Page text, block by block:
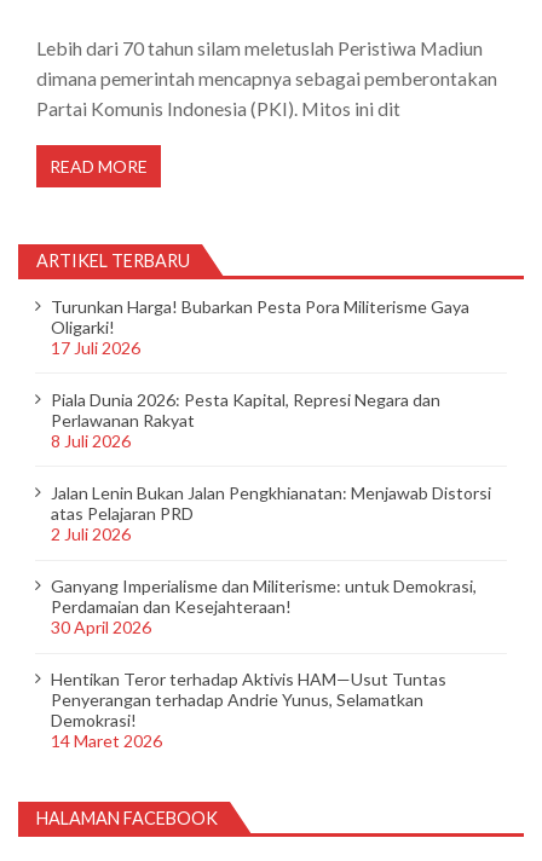
Lebih dari 70 tahun silam meletuslah Peristiwa Madiun
dimana pemerintah mencapnya sebagai pemberontakan
Partai Komunis Indonesia (PKI). Mitos ini dit
READ MORE
ARTIKEL TERBARU
Turunkan Harga! Bubarkan Pesta Pora Militerisme Gaya
Oligarki!
17 Juli 2026
Piala Dunia 2026: Pesta Kapital, Represi Negara dan
Perlawanan Rakyat
8 Juli 2026
Jalan Lenin Bukan Jalan Pengkhianatan: Menjawab Distorsi
atas Pelajaran PRD
2 Juli 2026
Ganyang Imperialisme dan Militerisme: untuk Demokrasi,
Perdamaian dan Kesejahteraan!
30 April 2026
Hentikan Teror terhadap Aktivis HAM—Usut Tuntas
Penyerangan terhadap Andrie Yunus, Selamatkan
Demokrasi!
14 Maret 2026
HALAMAN FACEBOOK